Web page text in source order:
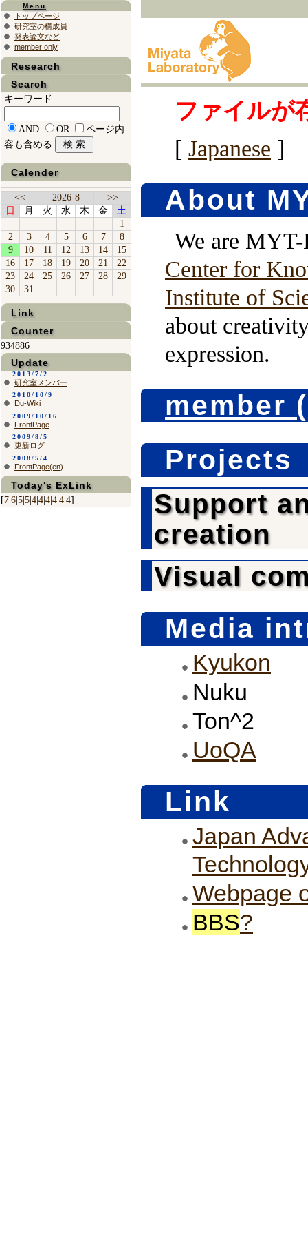
ファイルが
[ Japanese ]
About
We are
Center for
Institute of
about
expression.
member
Projects
Support
creation
Visual
Media
Kyukon
Nuku
Ton^2
UoQA
Link
Japan
Webpage
BBS?
Menu
トップページ
研究室の構成員
発表論文など
member only
Research
Search
キーワード
AND OR
ページ内
容も含める
Calender
<< 2026-8
>>
日
月 火 水 木 金
土
1
2
3 4 5 6 7
8
9
10 11 12 13 14
15
16
17 18 19 20 21
22
23
24 25 26 27 28
29
30
31
Link
Counter
934886
Update
2013/7/2
研究室メンバー
2010/10/9
Du-Wiki
2009/10/16
FrontPage
2009/8/5
更新ログ
2008/5/4
FrontPage(en)
Today's ExLink
[7 6 5 5 4 4 4 4 4 4]